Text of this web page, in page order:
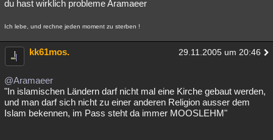
du hast wirklich probleme Aramaeer
Ich lebe, und rechne jeden moment zu sterben !
kk61mos. 29.11.2005 um 20:46
@Aramaeer
"In islamischen Ländern darf nicht mal eine Kirche gebaut werden,
und man darf sich nicht zu einer anderen Religion ausser dem
Islam bekennen, im Pass steht da immer MOOSLEHM"